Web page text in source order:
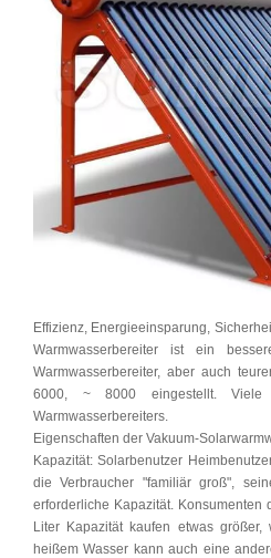
Effizienz, Energieeinsparung,
Warmwasserbereiter ist ein
Warmwasserbereiter, aber auch
6000, ~ 8000 eingestellt.
Warmwasserbereiters.
Eigenschaften der Vakuum-
Kapazität: Solarbenutzer
die Verbraucher "familiär groß",
erforderliche Kapazität.
Liter Kapazität kaufen etwas
heißem Wasser kann auch eine